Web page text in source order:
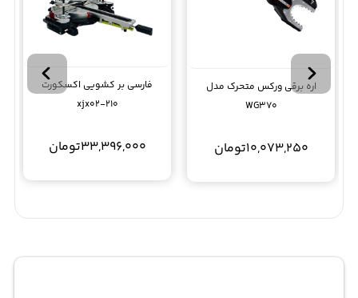
اره برقی ورکس متحرک مدل
WG370
10,073,250تومان
فارسی بر کشویی اکسکورت
xjx02-210
33,396,000تومان